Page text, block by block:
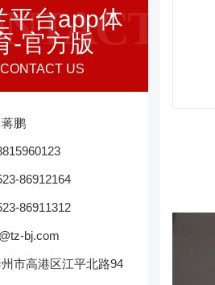
平台app体
-官方版
CONTACT US
鹏
86912164
86911312
bj.com
市高港区江平北路94